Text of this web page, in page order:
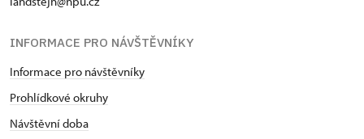
INFORMACE PRO NÁVŠTĚVNÍKY
Informace pro návštěvníky
Prohlídkové okruhy
Návštěvní doba